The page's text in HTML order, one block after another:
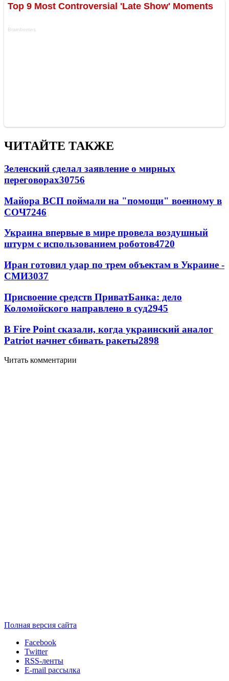
ЧИТАЙТЕ ТАКЖЕ
Зеленский сделал заявление о мирных
переговорах30756
Майора ВСП поймали на "помощи" военному в
СОЧ7246
Украина впервые в мире провела воздушный
штурм с использованием роботов4720
Иран готовил удар по трем объектам в Украине -
СМИ3037
Присвоение средств ПриватБанка: дело
Коломойского направлено в суд2945
В Fire Point сказали, когда украинский аналог
Patriot начнет сбивать ракеты2898
Читать комментарии
Полная версия сайта
Facebook
Twitter
RSS-ленты
E-mail рассылка